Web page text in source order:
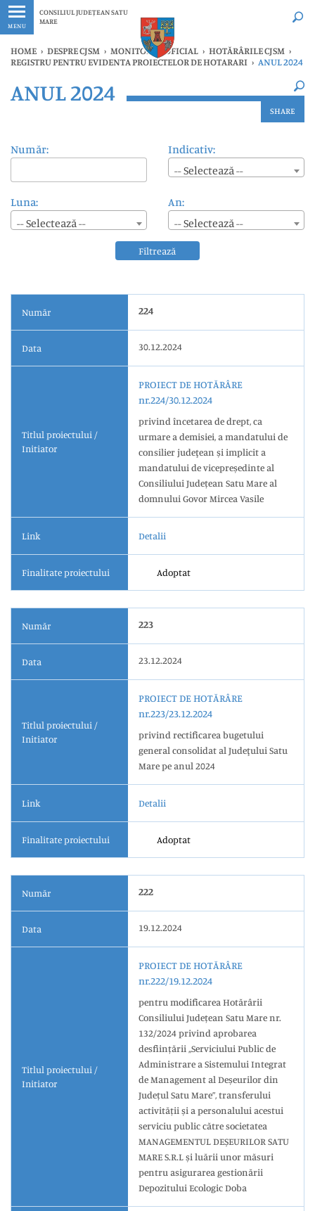
MENU
CONSILIUL JUDEȚEAN SATU
MARE
Ultimele
HOME › DESPRE CJSM › MONITORUL OFICIAL › HOTĂRÂRILE CJSM ›
REGISTRU PENTRU EVIDENTA PROIECTELOR DE HOTARARI › ANUL 2024
Ultimele ×
ANUL 2024
SHARE
Număr:
Indicativ:
-- Selectează --
Luna:
-- Selectează --
An:
-- Selectează --
Filtrează
Număr 224
Data 30.12.2024
Titlul proiectului /
Initiator
PROIECT DE HOTĂRÂRE
nr.224/30.12.2024
privind încetarea de drept, ca
urmare a demisiei, a mandatului de
consilier judeţean și implicit a
mandatului de vicepreședinte al
Consiliului Județean Satu Mare al
domnului Govor Mircea Vasile
Link Detalii
Finalitate proiectului Adoptat
Număr 223
Data 23.12.2024
Titlul proiectului /
Initiator
PROIECT DE HOTĂRÂRE
nr.223/23.12.2024
privind rectificarea bugetului
general consolidat al Judeţului Satu
Mare pe anul 2024
Link Detalii
Finalitate proiectului Adoptat
Număr 222
Data 19.12.2024
Titlul proiectului /
Initiator
PROIECT DE HOTĂRÂRE
nr.222/19.12.2024
pentru modificarea Hotărârii
Consiliului Județean Satu Mare nr.
132/2024 privind aprobarea
desființării ,,Serviciului Public de
Administrare a Sistemului Integrat
de Management al Deșeurilor din
Județul Satu Mare”, transferului
activității și a personalului acestui
serviciu public către societatea
MANAGEMENTUL DEȘEURILOR SATU
MARE S.R.L și luării unor măsuri
pentru asigurarea gestionării
Depozitului Ecologic Doba